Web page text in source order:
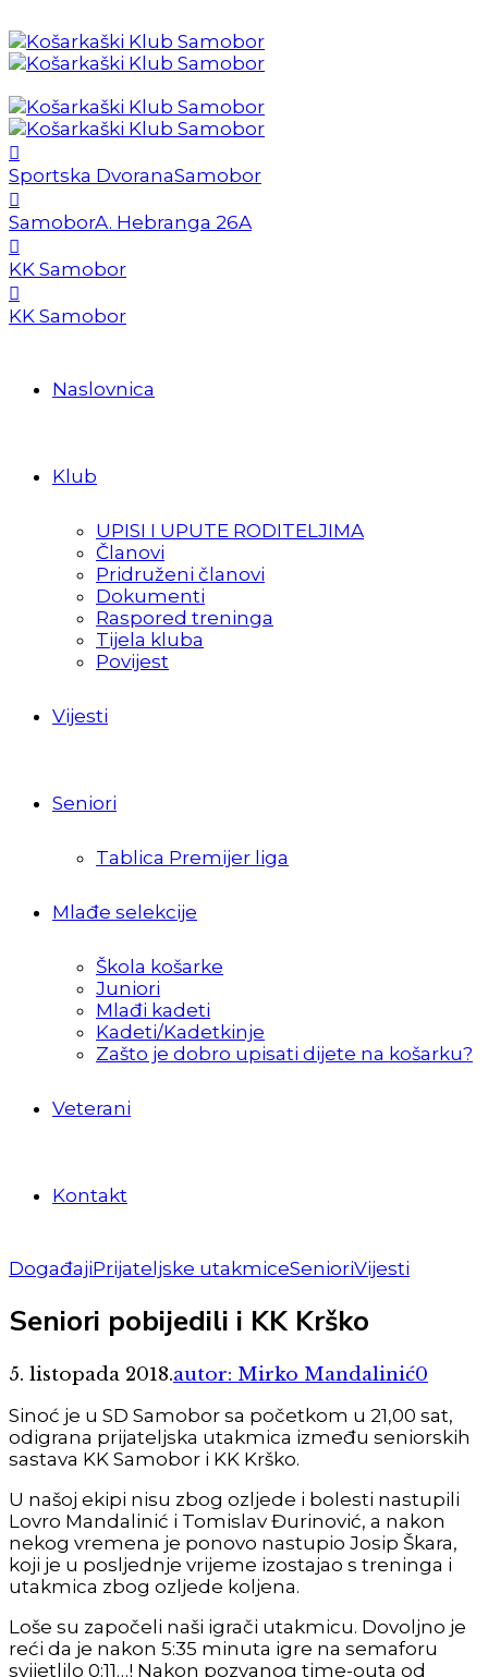
Sportska DvoranaSamobor
SamoborA. Hebranga 26A
KK Samobor
KK Samobor
Naslovnica
Klub
UPISI I UPUTE RODITELJIMA
Članovi
Pridruženi članovi
Dokumenti
Raspored treninga
Tijela kluba
Povijest
Vijesti
Seniori
Tablica Premijer liga
Mlađe selekcije
Škola košarke
Juniori
Mlađi kadeti
Kadeti/Kadetkinje
Zašto je dobro upisati dijete na košarku?
Veterani
Kontakt
DogađajiPrijateljske utakmiceSenioriVijesti
Seniori pobijedili i KK Krško
5. listopada 2018.autor: Mirko Mandalinić0
Sinoć je u SD Samobor sa početkom u 21,00 sat,
odigrana prijateljska utakmica između seniorskih
sastava KK Samobor i KK Krško.
U našoj ekipi nisu zbog ozljede i bolesti nastupili
Lovro Mandalinić i Tomislav Đurinović, a nakon
nekog vremena je ponovo nastupio Josip Škara,
koji je u posljednje vrijeme izostajao s treninga i
utakmica zbog ozljede koljena.
Loše su započeli naši igrači utakmicu. Dovoljno je
reći da je nakon 5:35 minuta igre na semaforu
svijetlilo 0:11…! Nakon pozvanog time-outa od